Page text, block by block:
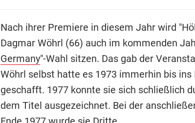
Nach ihrer Premiere in diesem Jahr wird
Dagmar Wöhrl (66) auch im kommenden
Germany"-Wahl sitzen. Das gab der
Wöhrl selbst hatte es 1973 immerhin bis
geschafft. 1977 konnte sie sich schließlich
dem Titel ausgezeichnet. Bei der